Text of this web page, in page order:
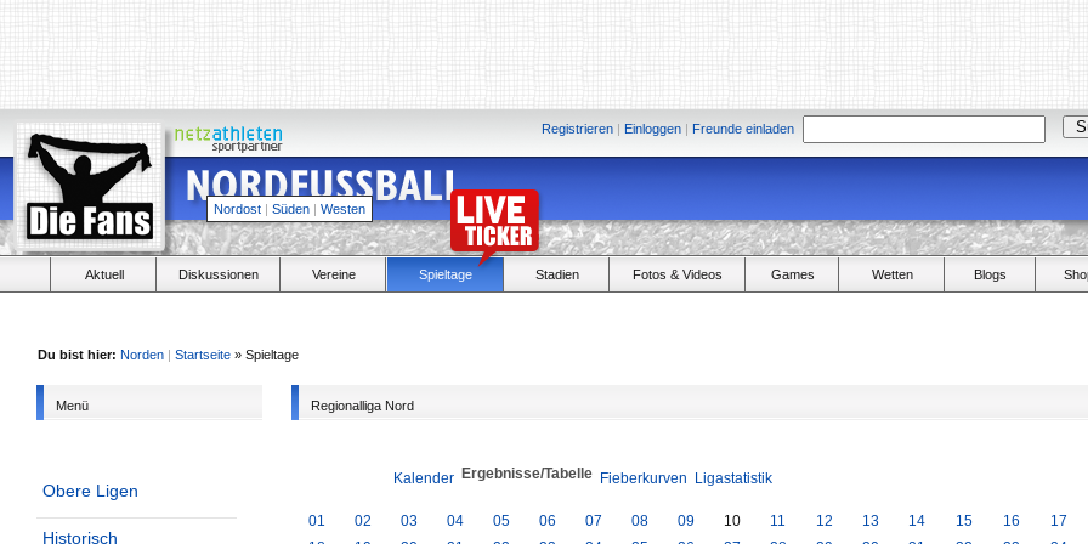
Registrieren | Einloggen | Freunde einladen
Nordost | Süden | Westen
Aktuell Diskussionen Vereine Spieltage Stadien Fotos & Videos Games Wetten Blogs
Du bist hier: Norden | Startseite » Spieltage
Menü
Obere Ligen
Historisch
Regionalliga Nord
Kalender Ergebnisse/Tabelle Fieberkurven Ligastatistik
01 02 03 04 05 06 07 08 09 10 11 12 13 14 15 16
17